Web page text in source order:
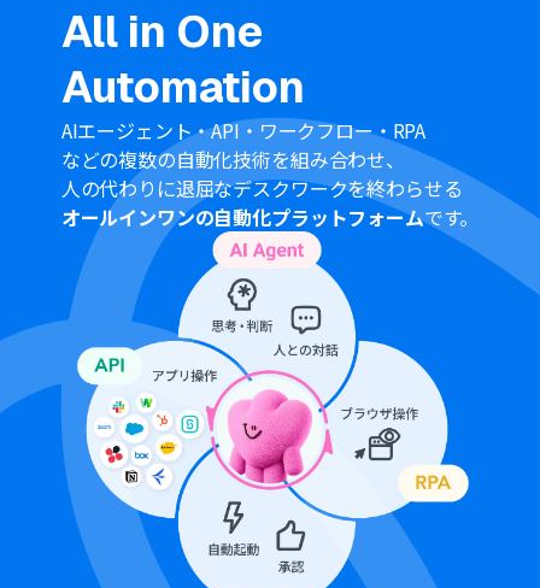
All in One
Automation
AIエージェント・API・ワークフロー・RPA
などの複数の自動化技術を組み合わせ、
人の代わりに退屈なデスクワークを終わらせる
オールインワンの自動化プラットフォームです。